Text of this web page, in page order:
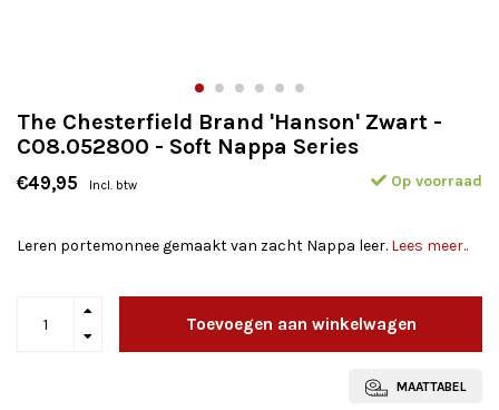
The Chesterfield Brand 'Hanson' Zwart -
C08.052800 - Soft Nappa Series
€49,95 Incl. btw Op voorraad
Leren portemonnee gemaakt van zacht Nappa leer. Lees meer..
Toevoegen aan winkelwagen
MAATTABEL